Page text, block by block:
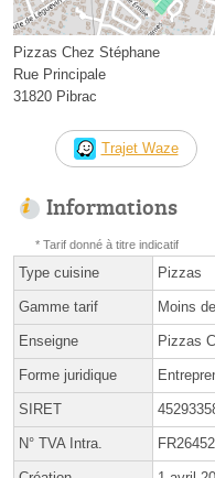
Pizzas Chez Stéphane
Rue Principale
31820 Pibrac
Trajet Waze
Informations
* Tarif donné à titre indicatif
Type cuisine Pizzas
Gamme tarif Moins
Enseigne Pizzas
Forme juridique
SIRET
N° TVA Intra.